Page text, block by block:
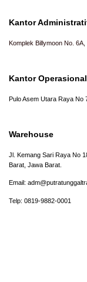
Kantor
Komplek Billymoon No.
Kantor Operasional
Pulo Asem Utara Raya No
Warehouse
Jl. Kemang Sari Raya No
Barat, Jawa Barat.
Email:
Telp: 0819-9882-0001